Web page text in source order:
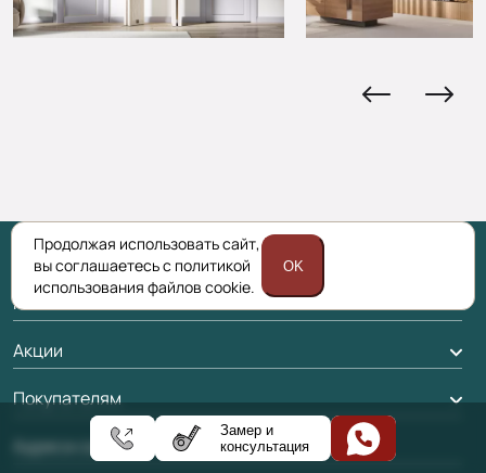
Каталог
Межкомнатные двери
Межкомнатные перегородки
Алюминиевые двери
Акции
Акции компании
Покупателям
Доставка
Адреса салонов
Замер и
консультация
Продолжая использовать сайт,
вы соглашаетесь с политикой
использования файлов cookie.
OK